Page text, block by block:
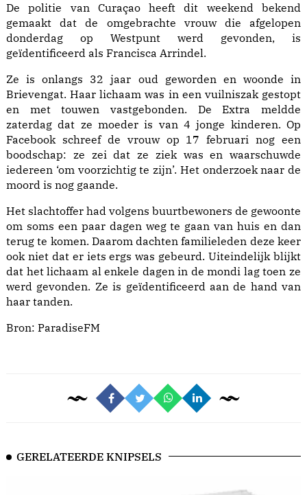
De politie van Curaçao heeft dit weekend bekend
gemaakt dat de omgebrachte vrouw die afgelopen
donderdag op Westpunt werd gevonden, is
geïdentificeerd als Francisca Arrindel.
Ze is onlangs 32 jaar oud geworden en woonde in
Brievengat. Haar lichaam was in een vuilniszak gestopt
en met touwen vastgebonden. De Extra meldde
zaterdag dat ze moeder is van 4 jonge kinderen. Op
Facebook schreef de vrouw op 17 februari nog een
boodschap: ze zei dat ze ziek was en waarschuwde
iedereen ‘om voorzichtig te zijn’. Het onderzoek naar de
moord is nog gaande.
Het slachtoffer had volgens buurtbewoners de gewoonte
om soms een paar dagen weg te gaan van huis en dan
terug te komen. Daarom dachten familieleden deze keer
ook niet dat er iets ergs was gebeurd. Uiteindelijk blijkt
dat het lichaam al enkele dagen in de mondi lag toen ze
werd gevonden. Ze is geïdentificeerd aan de hand van
haar tanden.
Bron: ParadiseFM
GERELATEERDE KNIPSELS